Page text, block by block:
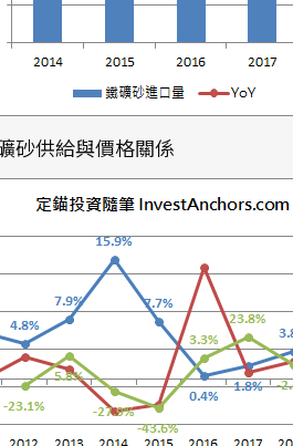
砂供給與價格關係